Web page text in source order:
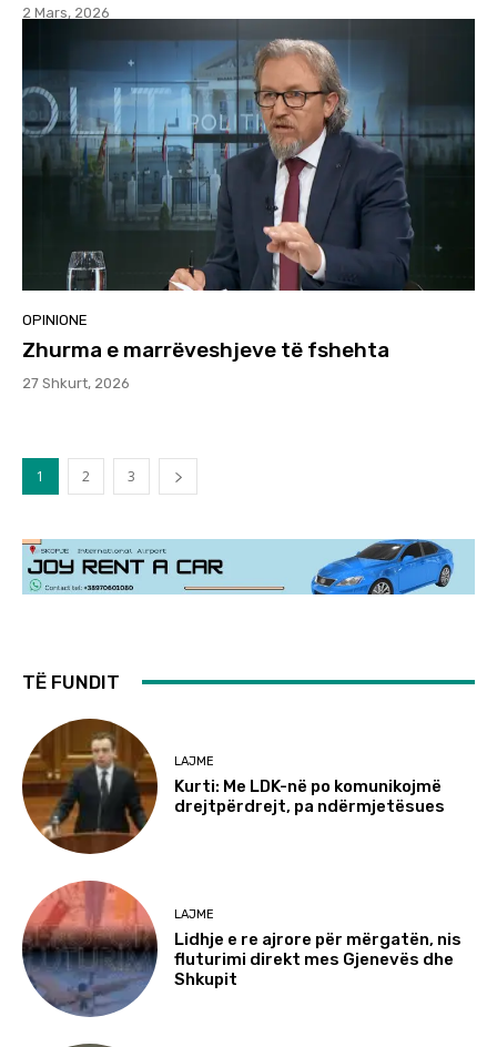
2 Mars, 2026
OPINIONE
Zhurma e marrëveshjeve të fshehta
27 Shkurt, 2026
1 2 3
TË FUNDIT
LAJME
Kurti: Me LDK-në po komunikojmë
drejtpërdrejt, pa ndërmjetësues
LAJME
Lidhje e re ajrore për mërgatën, nis
fluturimi direkt mes Gjenevës dhe
Shkupit